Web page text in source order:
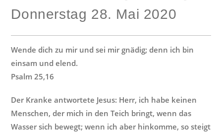
Donnerstag 28. Mai 2020
Wende dich zu mir und sei mir gnädig; denn ich bin
einsam und elend.
Psalm 25,16
Der Kranke antwortete Jesus: Herr, ich habe keinen
Menschen, der mich in den Teich bringt, wenn das
Wasser sich bewegt; wenn ich aber hinkomme, so steigt